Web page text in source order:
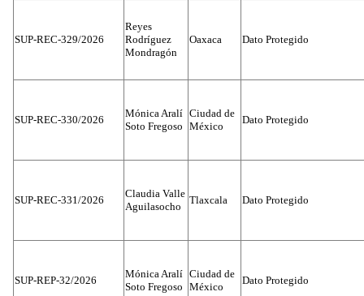
SUP-REC-329/2026
Reyes
Rodríguez
Mondragón
Oaxaca Dato Protegido
SUP-REC-330/2026
Mónica Aralí
Soto Fregoso
Ciudad de
México
Dato Protegido
SUP-REC-331/2026
Claudia Valle
Aguilasocho
Tlaxcala Dato Protegido
SUP-REP-32/2026
Mónica Aralí
Soto Fregoso
Ciudad de
México
Dato Protegido